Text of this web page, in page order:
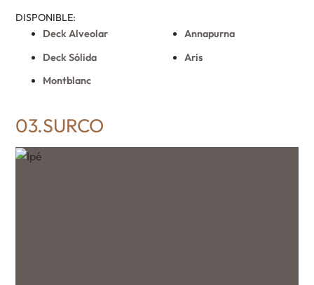
DISPONIBLE:
Deck Alveolar
Deck Sólida
Montblanc
Annapurna
Aris
03.SURCO